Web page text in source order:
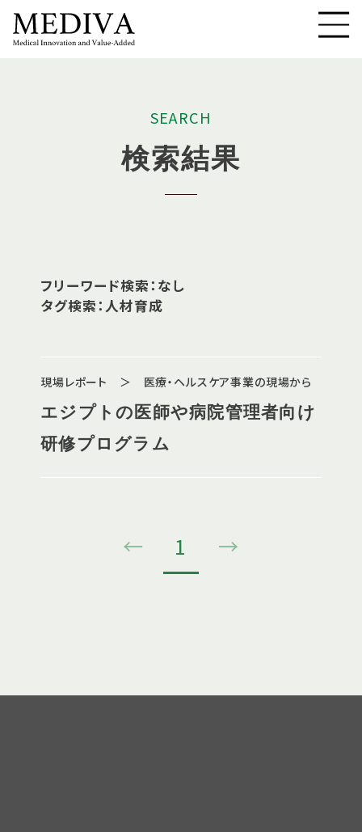
SEARCH
検索結果
フリーワード検索：なし
タグ検索：人材育成
現場レポート ＞ 医療・ヘルスケア事業の現場から
エジプトの医師や病院管理者向け
研修プログラム
← 1 →